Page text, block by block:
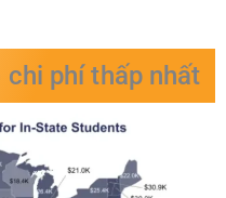
phí thấp nhất